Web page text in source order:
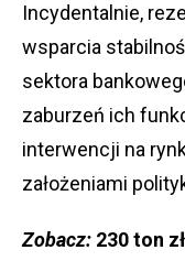
Incydentalnie,
wsparcia
sektora
zaburzeń ich
interwencji na
założeniami
Zobacz: 230 ton